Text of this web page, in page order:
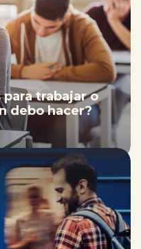
trabajar o
debo hacer?